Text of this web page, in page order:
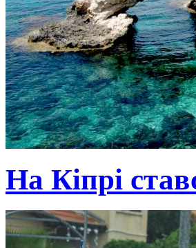
На Кіпрі